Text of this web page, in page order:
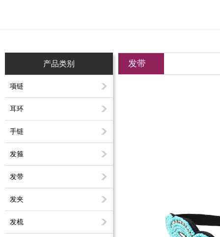
产品类别
项链
耳环
手链
发箍
发带
发夹
发梳
发带